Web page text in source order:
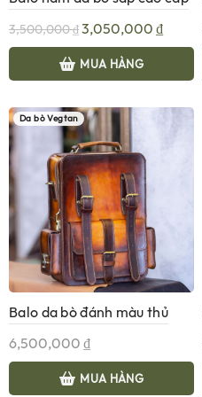
B329
3,500,000₫Giá
gốc
là:
3,500,000 ₫.
3,050,000₫Giá
hiện
là:
MUA HÀNG
Da bò Vegtan
Balo da bò đánh màu thủ
công Patina Gento B353
6,500,000₫
MUA HÀNG